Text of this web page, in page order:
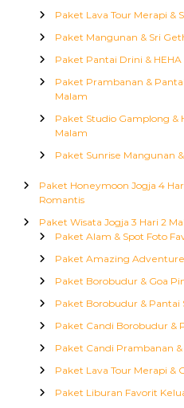
Paket Lava Tour Merapi &
Paket Mangunan & Sri
Paket Pantai Drini & HEHA
Paket Prambanan &
Malam
Paket Studio Gamplong &
Malam
Paket Sunrise Mangunan
Paket Honeymoon Jogja 4
Romantis
Paket Wisata Jogja 3 Hari 2
Paket Alam & Spot Foto
Paket Amazing
Paket Borobudur & Goa
Paket Borobudur & Pantai
Paket Candi Borobudur &
Paket Candi Prambanan
Paket Lava Tour Merapi &
Paket Liburan Favorit